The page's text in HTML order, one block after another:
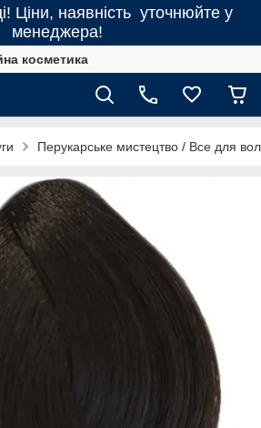
Ціни, наявність уточнюйте у
менеджера!
косметика
Перукарське мистецтво / Все для